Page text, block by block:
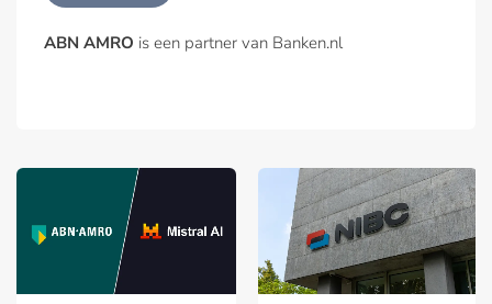
ABN AMRO is een partner van Banken.nl